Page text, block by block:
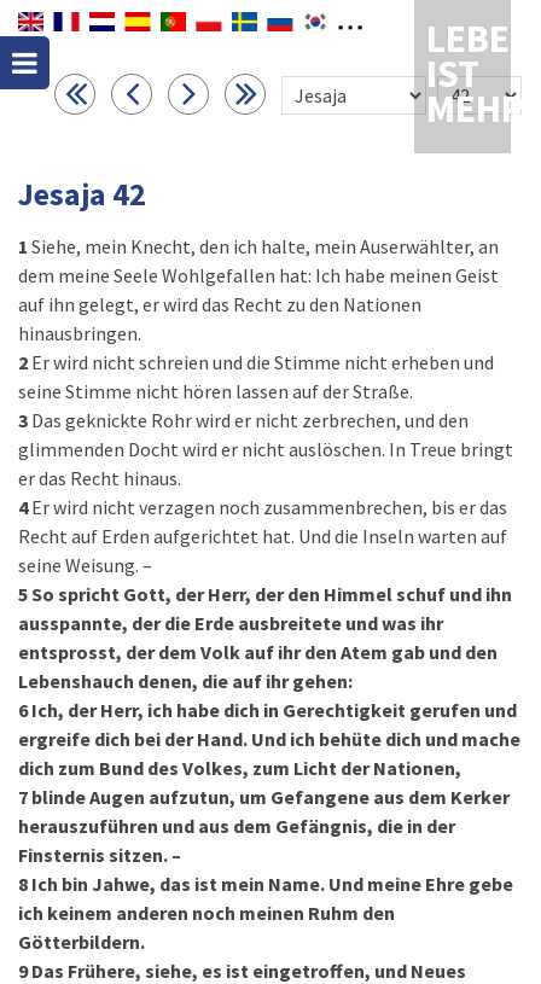
LEBEN
IST
MEHR
Jesaja 42
1 Siehe, mein Knecht, den ich halte, mein Auserwählter, an
dem meine Seele Wohlgefallen hat: Ich habe meinen Geist
auf ihn gelegt, er wird das Recht zu den Nationen
hinausbringen.
2 Er wird nicht schreien und die Stimme nicht erheben und
seine Stimme nicht hören lassen auf der Straße.
3 Das geknickte Rohr wird er nicht zerbrechen, und den
glimmenden Docht wird er nicht auslöschen. In Treue bringt
er das Recht hinaus.
4 Er wird nicht verzagen noch zusammenbrechen, bis er das
Recht auf Erden aufgerichtet hat. Und die Inseln warten auf
seine Weisung. –
5So spricht Gott, der Herr, der den Himmel schuf und ihn
ausspannte, der die Erde ausbreitete und was ihr
entsprosst, der dem Volk auf ihr den Atem gab und den
Lebenshauch denen, die auf ihr gehen:
6 Ich, der Herr, ich habe dich in Gerechtigkeit gerufen und
ergreife dich bei der Hand. Und ich behüte dich und mache
dich zum Bund des Volkes, zum Licht der Nationen,
7 blinde Augen aufzutun, um Gefangene aus dem Kerker
herauszuführen und aus dem Gefängnis, die in der
Finsternis sitzen. –
8 Ich bin Jahwe, das ist mein Name. Und meine Ehre gebe
ich keinem anderen noch meinen Ruhm den
Götterbildern.
9 Das Frühere, siehe, es ist eingetroffen, und Neues